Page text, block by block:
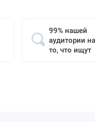
99% нашей
аудитории
то, что ищут